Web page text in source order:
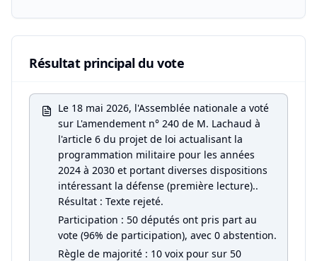
Résultat principal du vote
Le 18 mai 2026, l'Assemblée nationale a voté
sur L'amendement n° 240 de M. Lachaud à
l'article 6 du projet de loi actualisant la
programmation militaire pour les années
2024 à 2030 et portant diverses dispositions
intéressant la défense (première lecture)..
Résultat : Texte rejeté.
Participation : 50 députés ont pris part au
vote (96% de participation), avec 0 abstention.
Règle de majorité : 10 voix pour sur 50